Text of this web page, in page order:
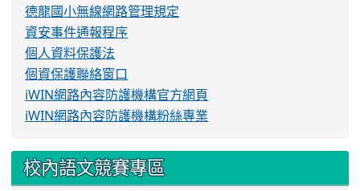
德龍國小無線網路管理規定
資安事件通報程序
個人資料保護法
個資保護聯絡窗口
iWIN網路內容防護機構官方網頁
iWIN網路內容防護機構粉絲專業
校內語文競賽專區